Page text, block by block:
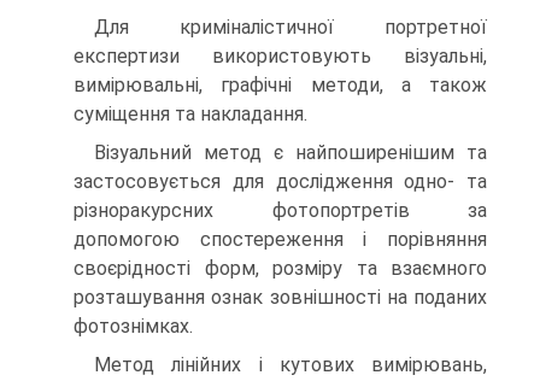
Для криміналістичної портретної
експертизи використовують візуальні,
вимірювальні, графічні методи, а також
суміщення та накладання.
Візуальний метод є найпоширенішим та
застосовується для дослідження одно- та
різноракурсних фотопортретів за
допомогою спостереження і порівняння
своєрідності форм, розміру та взаємного
розташування ознак зовнішності на поданих
фотознімках.
Метод лінійних і кутових вимірювань,